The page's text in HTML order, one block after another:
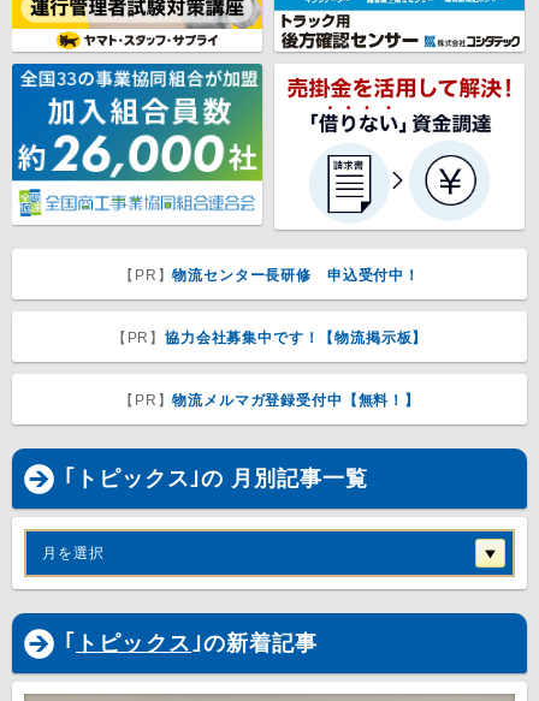
【PR】物流センター長研修 申込受付中！
【PR】協力会社募集中です！【物流掲示板】
【PR】物流メルマガ登録受付中【無料！】
｢トピックス｣の 月別記事一覧
月を選択
｢ トピックス｣の新着記事